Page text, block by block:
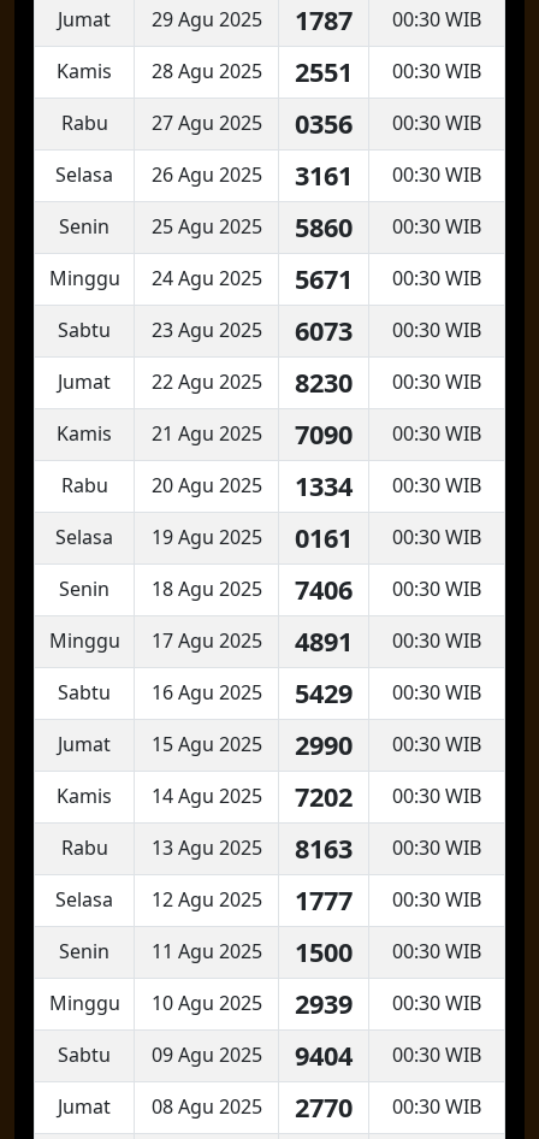
Jumat
29 Agu 2025 1787
00:30 WIB
Kamis
28 Agu 2025 2551
00:30 WIB
Rabu
27 Agu 2025 0356
00:30 WIB
Selasa
26 Agu 2025 3161
00:30 WIB
Senin
25 Agu 2025 5860
00:30 WIB
Minggu
24 Agu 2025 5671
00:30 WIB
Sabtu
23 Agu 2025 6073
00:30 WIB
Jumat
22 Agu 2025 8230
00:30 WIB
Kamis
21 Agu 2025 7090
00:30 WIB
Rabu
20 Agu 2025 1334
00:30 WIB
Selasa
19 Agu 2025 0161
00:30 WIB
Senin
18 Agu 2025 7406
00:30 WIB
Minggu
17 Agu 2025 4891
00:30 WIB
Sabtu
16 Agu 2025 5429
00:30 WIB
Jumat
15 Agu 2025 2990
00:30 WIB
Kamis
14 Agu 2025 7202
00:30 WIB
Rabu
13 Agu 2025 8163
00:30 WIB
Selasa
12 Agu 2025 1777
00:30 WIB
Senin
11 Agu 2025 1500
00:30 WIB
Minggu
10 Agu 2025 2939
00:30 WIB
Sabtu
09 Agu 2025 9404
00:30 WIB
Jumat
08 Agu 2025 2770
00:30 WIB